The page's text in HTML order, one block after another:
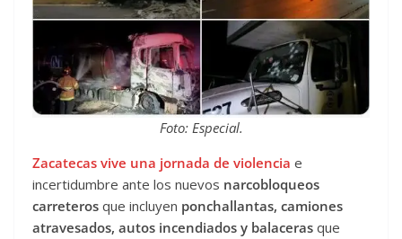
Foto: Especial.
Zacatecas vive una jornada de violencia e
incertidumbre ante los nuevos narcobloqueos
carreteros que incluyen ponchallantas, camiones
atravesados, autos incendiados y balaceras que